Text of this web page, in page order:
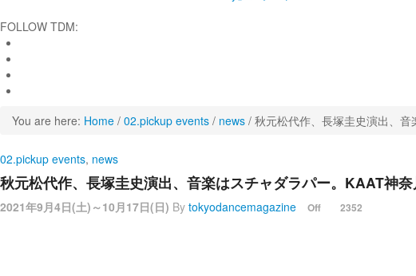
FOLLOW TDM:
You are here: Home / 02.pickup events / news / 秋元松代作、長塚圭史演出、音
02.pickup events, news
秋元松代作、長塚圭史演出、音楽はスチャダラパー。KAAT神
2021年9月4日(土)～10月17日(日) By tokyodancemagazine Off 2352